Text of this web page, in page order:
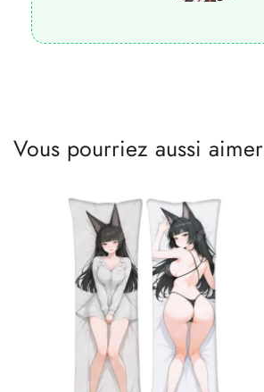
Vous pourriez aussi aimer